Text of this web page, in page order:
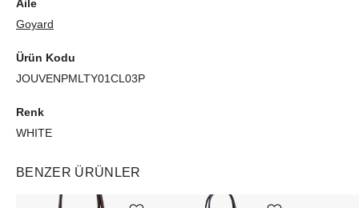
ağırlığındadır.
Aile
Goyard
Ürün Kodu
JOUVENPMLTY01CL03P
Renk
WHITE
BENZER ÜRÜNLER